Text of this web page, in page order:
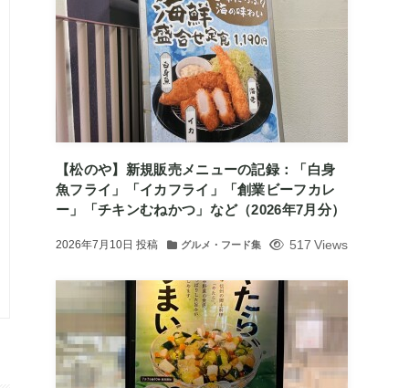
【松のや】新規販売メニューの記録：「白身
魚フライ」「イカフライ」「創業ビーフカレ
ー」「チキンむねかつ」など（2026年7月分）
2026年7月10日 投稿 グルメ・フード集 517 Views